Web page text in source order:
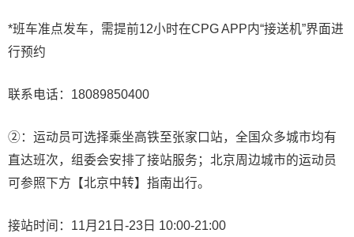
*班车准点发车，需提前12小时在CPG APP内“接送机”界面进
行预约
联系电话：18089850400
②：运动员可选择乘坐高铁至张家口站，全国众多城市均有
直达班次，组委会安排了接站服务；北京周边城市的运动员
可参照下方【北京中转】指南出行。
接站时间：11月21日-23日 10:00-21:00